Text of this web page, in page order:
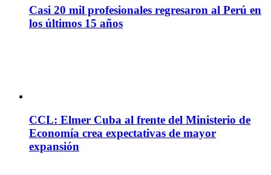
Casi 20 mil profesionales regresaron al Perú en
los últimos 15 años
CCL: Elmer Cuba al frente del Ministerio de
Economía crea expectativas de mayor
expansión